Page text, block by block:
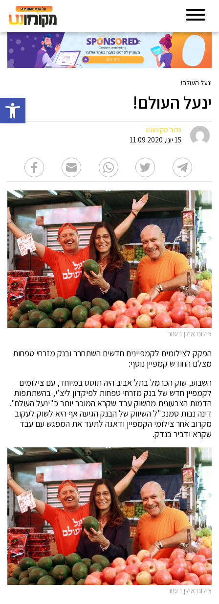
פתח
ינעל העולם!
ינעל העולם!
כתב מקומונט
15 יוני, 2020 11:09
צילום אילן בשור
הפקק לצילומים לקמפיינים חדשים השתחרר ובנק מזרחי טפחות
מצלם החודש קמפיין נוסף:
השבוע, שוק הכרמל בתל אביב היה תוסס במיוחד, עם צילומים
לקמפיין חדש של בנק מזרחי טפחות לפיקדון ליצ'י, בהשתתפות
הדמות הצבעונית מהשוק עבד שקרא המוכר יותר כ"ינעל העולם".
דינה נבות סמנכ"ל השיווק של הבנק הגיעה אף היא לשוק לעקוב
מקרוב אחר צילומי הקמפיין ודאגה לתעד את המפגש עם עבד
שקרא ודביר בנדק.
צילום אילן בשור